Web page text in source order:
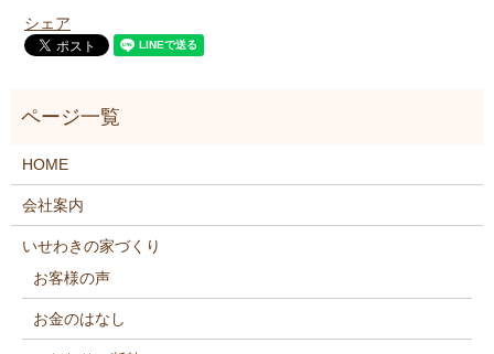
シェア
HOME
会社案内
いせわきの家づくり
お客様の声
お金のはなし